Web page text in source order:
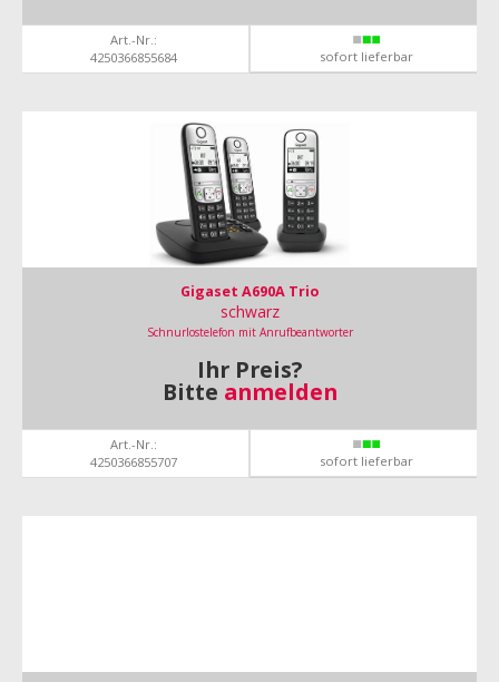
Art.-Nr.:
4250366855684
sofort lieferbar
Gigaset A690A Trio
schwarz
Schnurlostelefon mit Anrufbeantworter
Ihr Preis?
Bitte anmelden
Art.-Nr.:
4250366855707
sofort lieferbar